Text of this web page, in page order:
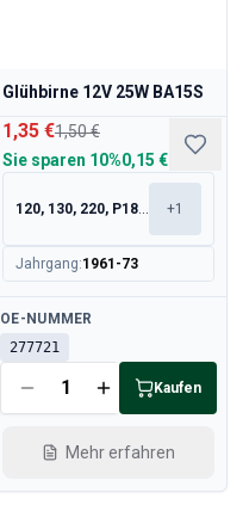
Glühbirne 12V 25W BA15S
1,35 €1,50 €
Sie sparen 10%0,15 €
120, 130, 220, P1800 +1
Jahrgang:1961-73
Verfügbar
OE-NUMMER
277721
Kaufen
Mehr erfahren